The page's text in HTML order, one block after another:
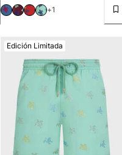
+1
Edición Limitada